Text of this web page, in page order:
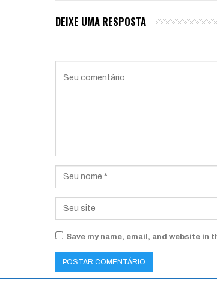
DEIXE UMA RESPOSTA
Save my name, email, and website